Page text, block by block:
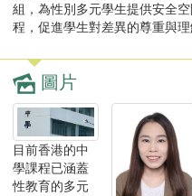
組，為性別多元學生提供安全
程，促進學生對差異的尊重與理
圖片
目前香港的中
學課程已涵蓋
性教育的多元